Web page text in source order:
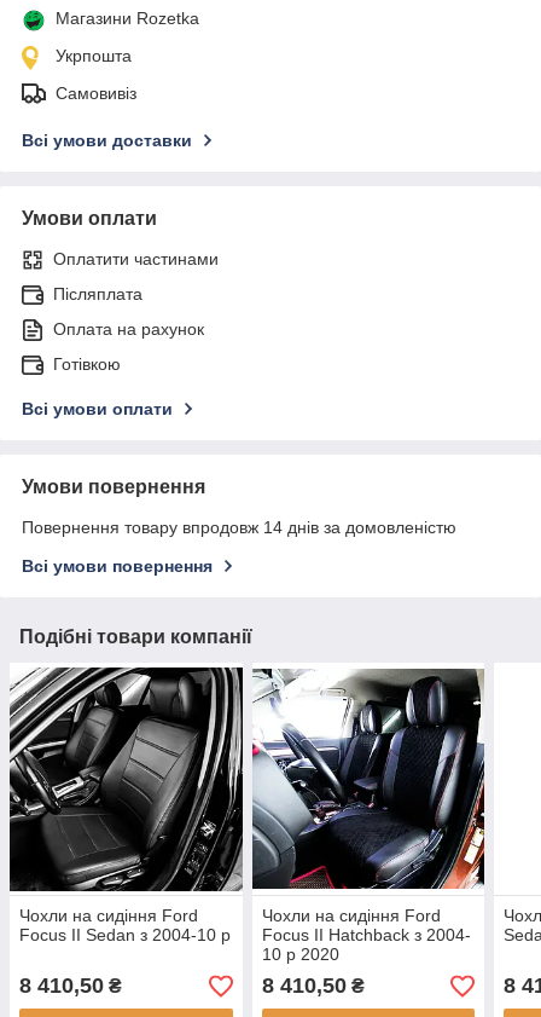
Магазини Rozetka
Укрпошта
Самовивіз
Всі умови доставки
Умови оплати
Оплатити частинами
Післяплата
Оплата на рахунок
Готівкою
Всі умови оплати
Умови повернення
Повернення товару впродовж 14 днів за домовленістю
Всі умови повернення
Подібні товари компанії
Чохли на сидіння Ford
Focus II Sedan з 2004-10 р
8 410,50 ₴
Чохли на сидіння Ford
Focus II Hatchback з 2004-
10 р 2020
8 410,50₴ 8